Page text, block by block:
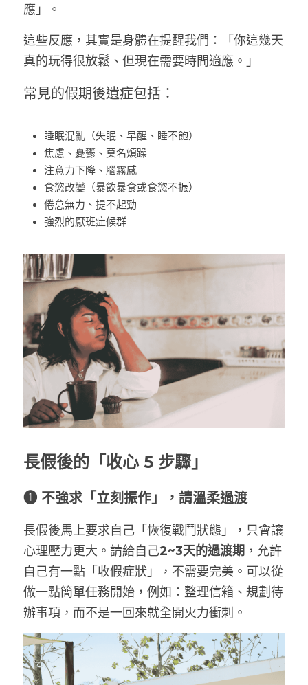
應」。
這些反應，其實是身體在提醒我們：「你這幾天
真的玩得很放鬆、但現在需要時間適應。」
常見的假期後遺症包括：
睡眠混亂（失眠、早醒、睡不飽）
焦慮、憂鬱、莫名煩躁
注意力下降、腦霧感
食慾改變（暴飲暴食或食慾不振）
倦怠無力、提不起勁
強烈的厭班症候群
長假後的「收心 5 步驟」
❶ 不強求「立刻振作」，請溫柔過渡
長假後馬上要求自己「恢復戰鬥狀態」，只會讓
心理壓力更大。請給自己2~3天的過渡期 ，允許
自己有一點「收假症狀」，不需要完美。可以從
做一點簡單任務開始，例如：整理信箱、規劃待
辦事項，而不是一回來就全開火力衝刺。